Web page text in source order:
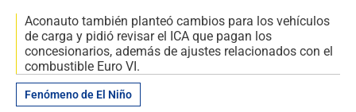
Aconauto también planteó cambios para los vehículos
de carga y pidió revisar el ICA que pagan los
concesionarios, además de ajustes relacionados con el
combustible Euro VI.
Fenómeno de El Niño